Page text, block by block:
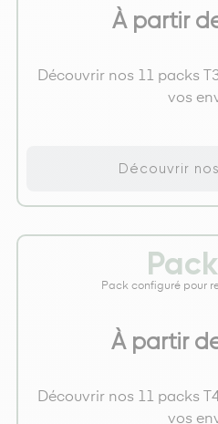
À partir
Découvrir nos 11 packs
vos
Découvrir
Pack configuré pour
À partir
Découvrir nos 11 packs
vos